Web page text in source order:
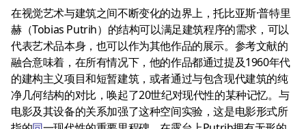
在视觉艺术与建筑之间不断变化的边界上，托比亚斯·普特里
赫（Tobias Putrih）的结构可以满足建筑程序的需求，可以
代表艺术品本身，也可以作为其他作品的展示。参考文献的
融合意味着，在所有情况下，他的作品都通过提及1960年代
的建构主义项目和短暂建筑，或者通过与包含现代建筑的纯
净几何结构的对比，唤起了20世纪对现代性的某种记忆。与
电影及其设备的关系加强了这种空间实验，这是电影形式所